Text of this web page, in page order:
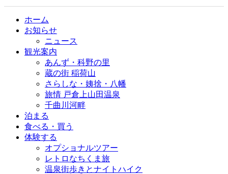
ホーム
お知らせ
ニュース
観光案内
あんず・科野の里
蔵の街 稲荷山
さらしな・姨捨・八幡
旅情 戸倉上山田温泉
千曲川河畔
泊まる
食べる・買う
体験する
オプショナルツアー
レトロなちくま旅
温泉街歩きとナイトハイク